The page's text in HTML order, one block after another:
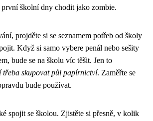
školní dny chodit jako zombie.
projděte si se seznamem potřeb od školy
Když si samo vybere penál nebo sešity
bude se na školu víc těšit. Jen to
třeba skupovat půl papírnictví. Zaměřte se
bude používat.
spojit se školou. Zjistěte si přesně, v kolik